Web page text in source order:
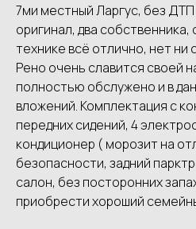
7ми местный Ларгус, без
оригинал, два
технике всё отлично, нет ни
Рено очень славится своей
полностью обслужено и в
вложений. Комплектация с
передних сидений, 4
кондиционер ( морозит на
безопасности, задний
салон, без посторонних
приобрести хороший